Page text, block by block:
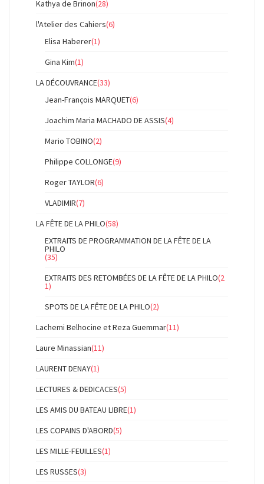
Kathya de Brinon(28)
l'Atelier des Cahiers(6)
Elisa Haberer(1)
Gina Kim(1)
LA DÉCOUVRANCE(33)
Jean-François MARQUET(6)
Joachim Maria MACHADO DE ASSIS(4)
Mario TOBINO(2)
Philippe COLLONGE(9)
Roger TAYLOR(6)
VLADIMIR(7)
LA FÊTE DE LA PHILO(58)
EXTRAITS DE PROGRAMMATION DE LA FÊTE DE LA
PHILO
(35)
EXTRAITS DES RETOMBÉES DE LA FÊTE DE LA PHILO(2
1)
SPOTS DE LA FÊTE DE LA PHILO(2)
Lachemi Belhocine et Reza Guemmar(11)
Laure Minassian(11)
LAURENT DENAY(1)
LECTURES & DEDICACES(5)
LES AMIS DU BATEAU LIBRE(1)
LES COPAINS D'ABORD(5)
LES MILLE-FEUILLES(1)
LES RUSSES(3)